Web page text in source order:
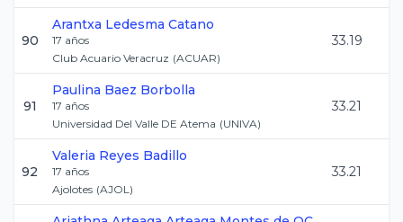
90
Arantxa Ledesma Catano
17 años
Club Acuario Veracruz (ACUAR)
33.19
91
Paulina Baez Borbolla
17 años
Universidad Del Valle DE Atema (UNIVA)
33.21
92
Valeria Reyes Badillo
17 años
Ajolotes (AJOL)
33.21